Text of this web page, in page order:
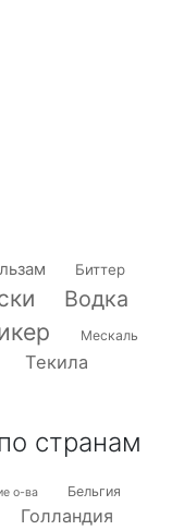
Биттер
Водка
Мескаль
Текила
странам
о-ва Бельгия
Голландия